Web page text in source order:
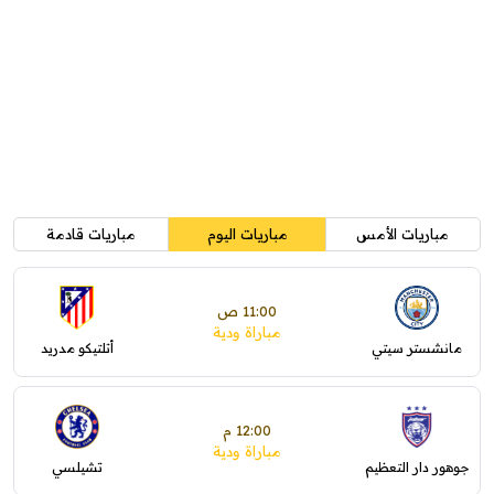
مباريات الأمس مباريات اليوم مباريات قادمة
مانشستر سيتي
11:00 ص
مباراة ودية
أتلتيكو مدريد
جوهور دار التعظيم
12:00 م
مباراة ودية
تشيلسي